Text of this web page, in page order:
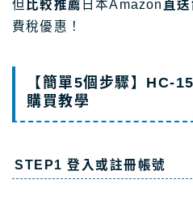
但 比較推薦 日本Amazon 直
費稅優惠！
【簡單5個步驟】HC-
購買教學
STEP1 登入或註冊帳號